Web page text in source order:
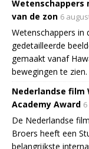
Wetenschappers
van de zon 6
Wetenschappers in
gedetailleerde
gemaakt vanaf
bewegingen te zien.
Nederlandse film
Academy Award
De Nederlandse
Broers heeft een
belangrijkste